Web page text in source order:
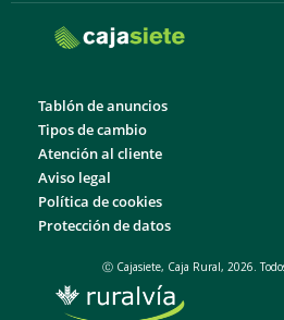
Tablón de anuncios
Tipos de cambio
Atención al cliente
Aviso legal
Política de cookies
Protección de datos
Ⓒ Cajasiete, Caja Rural, 2026.